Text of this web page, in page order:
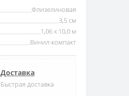
Флизелиновая
3,5 см
1,06 x 10,0 м
Винил-компакт
Доставка
Быстрая доставка